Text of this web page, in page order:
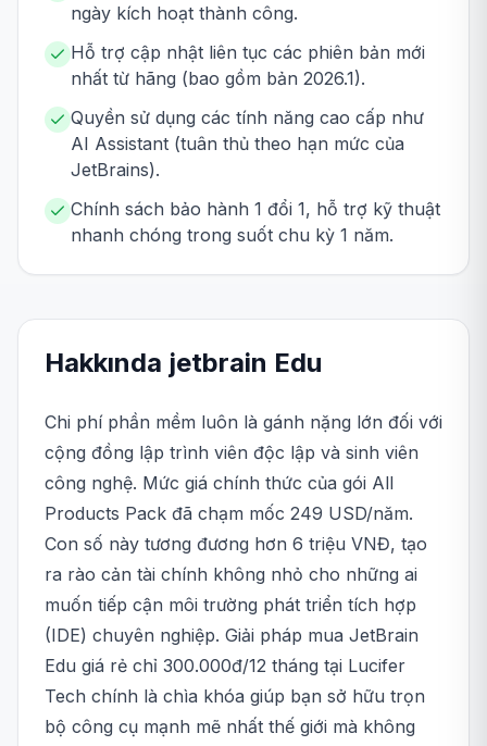
ngày kích hoạt thành công.
Hỗ trợ cập nhật liên tục các phiên bản mới
nhất từ hãng (bao gồm bản 2026.1).
Quyền sử dụng các tính năng cao cấp như
AI Assistant (tuân thủ theo hạn mức của
JetBrains).
Chính sách bảo hành 1 đổi 1, hỗ trợ kỹ thuật
nhanh chóng trong suốt chu kỳ 1 năm.
Hakkında jetbrain Edu
Chi phí phần mềm luôn là gánh nặng lớn đối với
cộng đồng lập trình viên độc lập và sinh viên
công nghệ. Mức giá chính thức của gói All
Products Pack đã chạm mốc 249 USD/năm.
Con số này tương đương hơn 6 triệu VNĐ, tạo
ra rào cản tài chính không nhỏ cho những ai
muốn tiếp cận môi trường phát triển tích hợp
(IDE) chuyên nghiệp. Giải pháp mua JetBrain
Edu giá rẻ chỉ 300.000đ/12 tháng tại Lucifer
Tech chính là chìa khóa giúp bạn sở hữu trọn
bộ công cụ mạnh mẽ nhất thế giới mà không